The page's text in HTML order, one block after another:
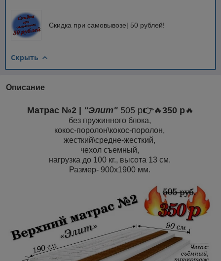
Скидка при самовывозе| 50 рублей!
Скрыть
Описание
Матрас №2 | "Элит" 505 р👉🔥350 р 🔥
без пружинного блока,
кокос-поролон\кокос-поролон,
жесткий\средне-жесткий,
чехол съемный,
нагрузка до 100 кг., высота 13 см.
Размер- 900х1900 мм.